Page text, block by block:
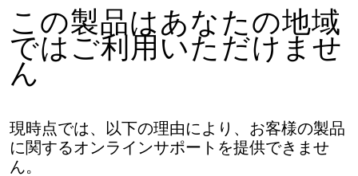
この製品はあなたの地域
ではご利用いただけませ
ん
現時点では、以下の理由により、お客様の製品
に関するオンラインサポートを提供できませ
ん。